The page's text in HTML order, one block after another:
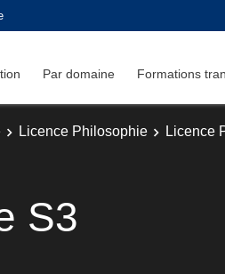
Par domaine Formations
Licence Philosophie
Licence
S3